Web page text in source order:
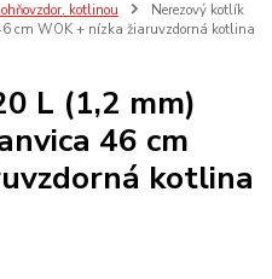
kotlinou
Nerezový kotlík
cm WOK + nízka žiaruvzdorná kotlina
L (1,2 mm)
46 cm
kotlina